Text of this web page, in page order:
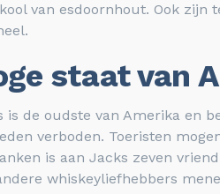
van esdoornhout. Ook
staat van
de oudste van Amerika en
verboden. Toeristen
is aan Jacks zeven
whiskeyliefhebbers